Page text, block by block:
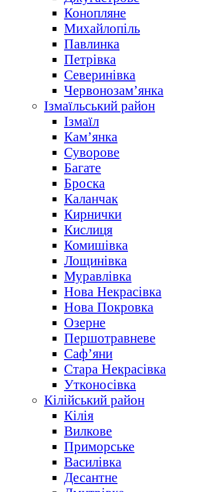
Конопляне
Михайлопіль
Павлинка
Петрівка
Северинівка
Червонозам’янка
Ізмаїльський район
Ізмаїл
Кам’янка
Суворове
Багате
Броска
Каланчак
Кирнички
Кислиця
Комишівка
Лощинівка
Муравлівка
Нова Некрасівка
Нова Покровка
Озерне
Першотравневе
Саф’яни
Стара Некрасівка
Утконосівка
Кілійський район
Кілія
Вилкове
Приморське
Василівка
Десантне